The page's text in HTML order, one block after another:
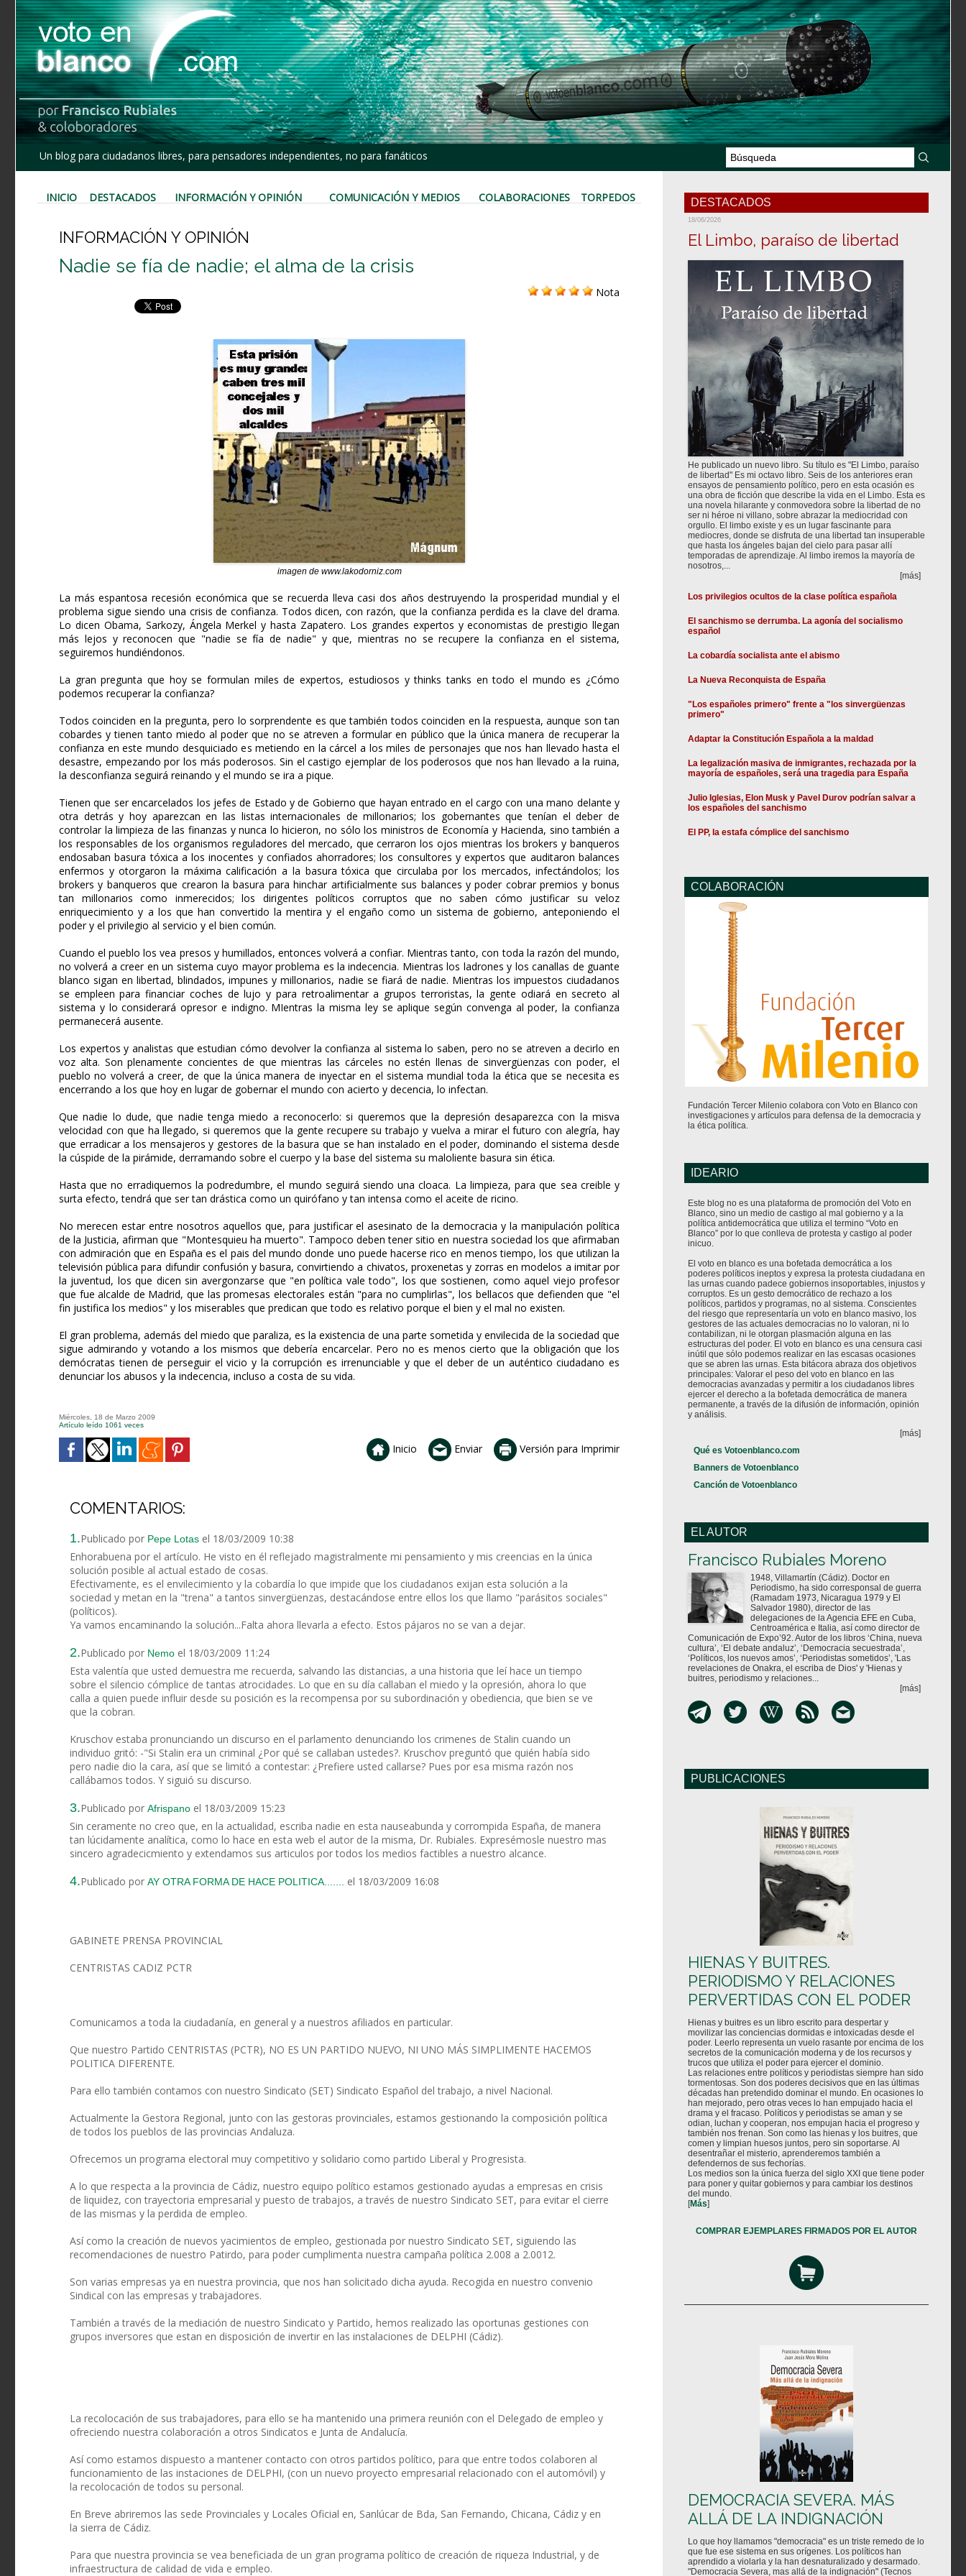
Un blog para ciudadanos libres, para pensadores independientes, no para fanáticos
INICIO DESTACADOS INFORMACIÓN Y OPINIÓN COMUNICACIÓN Y MEDIOS COLABORACIONES TORPEDOS
INFORMACIÓN Y OPINIÓN
Nadie se fía de nadie; el alma de la crisis
Nota
imagen de www.lakodorniz.com
La más espantosa recesión económica que se recuerda lleva casi dos años destruyendo la prosperidad mundial y el
problema sigue siendo una crisis de confianza. Todos dicen, con razón, que la confianza perdida es la clave del drama.
Lo dicen Obama, Sarkozy, Ángela Merkel y hasta Zapatero. Los grandes expertos y economistas de prestigio llegan
más lejos y reconocen que "nadie se fía de nadie" y que, mientras no se recupere la confianza en el sistema,
seguiremos hundiéndonos.
La gran pregunta que hoy se formulan miles de expertos, estudiosos y thinks tanks en todo el mundo es ¿Cómo
podemos recuperar la confianza?
Todos coinciden en la pregunta, pero lo sorprendente es que también todos coinciden en la respuesta, aunque son tan
cobardes y tienen tanto miedo al poder que no se atreven a formular en público que la única manera de recuperar la
confianza en este mundo desquiciado es metiendo en la cárcel a los miles de personajes que nos han llevado hasta el
desastre, empezando por los más poderosos. Sin el castigo ejemplar de los poderosos que nos han llevado a la ruina,
la desconfianza seguirá reinando y el mundo se ira a pique.
Tienen que ser encarcelados los jefes de Estado y de Gobierno que hayan entrado en el cargo con una mano delante y
otra detrás y hoy aparezcan en las listas internacionales de millonarios; los gobernantes que tenían el deber de
controlar la limpieza de las finanzas y nunca lo hicieron, no sólo los ministros de Economía y Hacienda, sino también a
los responsables de los organismos reguladores del mercado, que cerraron los ojos mientras los brokers y banqueros
endosaban basura tóxica a los inocentes y confiados ahorradores; los consultores y expertos que auditaron balances
enfermos y otorgaron la máxima calificación a la basura tóxica que circulaba por los mercados, infectándolos; los
brokers y banqueros que crearon la basura para hinchar artificialmente sus balances y poder cobrar premios y bonus
tan millonarios como inmerecidos; los dirigentes políticos corruptos que no saben cómo justificar su veloz
enriquecimiento y a los que han convertido la mentira y el engaño como un sistema de gobierno, anteponiendo el
poder y el privilegio al servicio y el bien común.
Cuando el pueblo los vea presos y humillados, entonces volverá a confiar. Mientras tanto, con toda la razón del mundo,
no volverá a creer en un sistema cuyo mayor problema es la indecencia. Mientras los ladrones y los canallas de guante
blanco sigan en libertad, blindados, impunes y millonarios, nadie se fiará de nadie. Mientras los impuestos ciudadanos
se empleen para financiar coches de lujo y para retroalimentar a grupos terroristas, la gente odiará en secreto al
sistema y lo considerará opresor e indigno. MIentras la misma ley se aplique según convenga al poder, la confianza
permanecerá ausente.
Los expertos y analistas que estudian cómo devolver la confianza al sistema lo saben, pero no se atreven a decirlo en
voz alta. Son plenamente concientes de que mientras las cárceles no estén llenas de sinvergüenzas con poder, el
pueblo no volverá a creer, de que la única manera de inyectar en el sistema mundial toda la ética que se necesita es
encerrando a los que hoy en lugar de gobernar el mundo con acierto y decencia, lo infectan.
Que nadie lo dude, que nadie tenga miedo a reconocerlo: si queremos que la depresión desaparezca con la misva
velocidad con que ha llegado, si queremos que la gente recupere su trabajo y vuelva a mirar el futuro con alegría, hay
que erradicar a los mensajeros y gestores de la basura que se han instalado en el poder, dominando el sistema desde
la cúspide de la pirámide, derramando sobre el cuerpo y la base del sistema su maloliente basura sin ética.
Hasta que no erradiquemos la podredumbre, el mundo seguirá siendo una cloaca. La limpieza, para que sea creible y
surta efecto, tendrá que ser tan drástica como un quirófano y tan intensa como el aceite de ricino.
No merecen estar entre nosotros aquellos que, para justificar el asesinato de la democracia y la manipulación política
de la Justicia, afirman que "Montesquieu ha muerto". Tampoco deben tener sitio en nuestra sociedad los que afirmaban
con admiración que en España es el pais del mundo donde uno puede hacerse rico en menos tiempo, los que utilizan la
televisión pública para difundir confusión y basura, convirtiendo a chivatos, proxenetas y zorras en modelos a imitar por
la juventud, los que dicen sin avergonzarse que "en política vale todo", los que sostienen, como aquel viejo profesor
que fue alcalde de Madrid, que las promesas electorales están "para no cumplirlas", los bellacos que defienden que "el
fin justifica los medios" y los miserables que predican que todo es relativo porque el bien y el mal no existen.
El gran problema, además del miedo que paraliza, es la existencia de una parte sometida y envilecida de la sociedad que
sigue admirando y votando a los mismos que debería encarcelar. Pero no es menos cierto que la obligación que los
demócratas tienen de perseguir el vicio y la corrupción es irrenunciable y que el deber de un auténtico ciudadano es
denunciar los abusos y la indecencia, incluso a costa de su vida.
Miércoles, 18 de Marzo 2009
Artículo leído 1061 veces
Inicio Enviar Versión para Imprimir
COMENTARIOS:
1.Publicado por Pepe Lotas el 18/03/2009 10:38
Enhorabuena por el artículo. He visto en él reflejado magistralmente mi pensamiento y mis creencias en la única
solución posible al actual estado de cosas.
Efectivamente, es el envilecimiento y la cobardía lo que impide que los ciudadanos exijan esta solución a la
sociedad y metan en la "trena" a tantos sinvergüenzas, destacándose entre ellos los que llamo "parásitos sociales"
(políticos).
Ya vamos encaminando la solución...Falta ahora llevarla a efecto. Estos pájaros no se van a dejar.
2.Publicado por Nemo el 18/03/2009 11:24
Esta valentía que usted demuestra me recuerda, salvando las distancias, a una historia que leí hace un tiempo
sobre el silencio cómplice de tantas atrocidades. Lo que en su día callaban el miedo y la opresión, ahora lo que
calla a quien puede influir desde su posición es la recompensa por su subordinación y obediencia, que bien se ve
que la cobran.
Kruschov estaba pronunciando un discurso en el parlamento denunciando los crimenes de Stalin cuando un
individuo gritó: -"Si Stalin era un criminal ¿Por qué se callaban ustedes?. Kruschov preguntó que quién había sido
pero nadie dio la cara, así que se limitó a contestar: ¿Prefiere usted callarse? Pues por esa misma razón nos
callábamos todos. Y siguió su discurso.
3.Publicado por Afrispano el 18/03/2009 15:23
Sin ceramente no creo que, en la actualidad, escriba nadie en esta nauseabunda y corrompida España, de manera
tan lúcidamente analítica, como lo hace en esta web el autor de la misma, Dr. Rubiales. Expresémosle nuestro mas
sincero agradecicmiento y extendamos sus articulos por todos los medios factibles a nuestro alcance.
4.Publicado por AY OTRA FORMA DE HACE POLITICA....... el 18/03/2009 16:08
GABINETE PRENSA PROVINCIAL
CENTRISTAS CADIZ PCTR
Comunicamos a toda la ciudadanía, en general y a nuestros afiliados en particular.
Que nuestro Partido CENTRISTAS (PCTR), NO ES UN PARTIDO NUEVO, NI UNO MÁS SIMPLIMENTE HACEMOS
POLITICA DIFERENTE.
Para ello también contamos con nuestro Sindicato (SET) Sindicato Español del trabajo, a nivel Nacional.
Actualmente la Gestora Regional, junto con las gestoras provinciales, estamos gestionando la composición política
de todos los pueblos de las provincias Andaluza.
Ofrecemos un programa electoral muy competitivo y solidario como partido Liberal y Progresista.
A lo que respecta a la provincia de Cádiz, nuestro equipo político estamos gestionado ayudas a empresas en crisis
de liquidez, con trayectoria empresarial y puesto de trabajos, a través de nuestro Sindicato SET, para evitar el cierre
de las mismas y la perdida de empleo.
Así como la creación de nuevos yacimientos de empleo, gestionada por nuestro Sindicato SET, siguiendo las
recomendaciones de nuestro Patirdo, para poder cumplimenta nuestra campaña política 2.008 a 2.0012.
Son varias empresas ya en nuestra provincia, que nos han solicitado dicha ayuda. Recogida en nuestro convenio
Sindical con las empresas y trabajadores.
También a través de la mediación de nuestro Sindicato y Partido, hemos realizado las oportunas gestiones con
grupos inversores que estan en disposición de invertir en las instalaciones de DELPHI (Cádiz).
La recolocación de sus trabajadores, para ello se ha mantenido una primera reunión con el Delegado de empleo y
ofreciendo nuestra colaboración a otros Sindicatos e Junta de Andalucía.
Así como estamos dispuesto a mantener contacto con otros partidos político, para que entre todos colaboren al
funcionamiento de las instaciones de DELPHI, (con un nuevo proyecto empresarial relacionado con el automóvil) y
la recolocación de todos su personal.
En Breve abriremos las sede Provinciales y Locales Oficial en, Sanlúcar de Bda, San Fernando, Chicana, Cádiz y en
la sierra de Cádiz.
Para que nuestra provincia se vea beneficiada de un gran programa político de creación de riqueza Industrial, y de
infraestructura de calidad de vida e empleo.
DESTACADOS
18/06/2026
El Limbo, paraíso de libertad
He publicado un nuevo libro. Su título es "El Limbo, paraíso
de libertad" Es mi octavo libro. Seis de los anteriores eran
ensayos de pensamiento político, pero en esta ocasión es
una obra de ficción que describe la vida en el Limbo. Esta es
una novela hilarante y conmovedora sobre la libertad de no
ser ni héroe ni villano, sobre abrazar la mediocridad con
orgullo. El limbo existe y es un lugar fascinante para
mediocres, donde se disfruta de una libertad tan insuperable
que hasta los ángeles bajan del cielo para pasar allí
temporadas de aprendizaje. Al limbo iremos la mayoría de
nosotros,...
[más]
Los privilegios ocultos de la clase política española
El sanchismo se derrumba. La agonía del socialismo
español
La cobardía socialista ante el abismo
La Nueva Reconquista de España
"Los españoles primero" frente a "los sinvergüenzas
primero"
Adaptar la Constitución Española a la maldad
La legalización masiva de inmigrantes, rechazada por la
mayoría de españoles, será una tragedia para España
Julio Iglesias, Elon Musk y Pavel Durov podrían salvar a
los españoles del sanchismo
El PP, la estafa cómplice del sanchismo
COLABORACIÓN
Fundación Tercer Milenio colabora con Voto en Blanco con
investigaciones y artículos para defensa de la democracia y
la ética política.
IDEARIO
Este blog no es una plataforma de promoción del Voto en
Blanco, sino un medio de castigo al mal gobierno y a la
política antidemocrática que utiliza el termino “Voto en
Blanco” por lo que conlleva de protesta y castigo al poder
inicuo.
El voto en blanco es una bofetada democrática a los
poderes políticos ineptos y expresa la protesta ciudadana en
las urnas cuando padece gobiernos insoportables, injustos y
corruptos. Es un gesto democrático de rechazo a los
políticos, partidos y programas, no al sistema. Conscientes
del riesgo que representaría un voto en blanco masivo, los
gestores de las actuales democracias no lo valoran, ni lo
contabilizan, ni le otorgan plasmación alguna en las
estructuras del poder. El voto en blanco es una censura casi
inútil que sólo podemos realizar en las escasas ocasiones
que se abren las urnas. Esta bitácora abraza dos objetivos
principales: Valorar el peso del voto en blanco en las
democracias avanzadas y permitir a los ciudadanos libres
ejercer el derecho a la bofetada democrática de manera
permanente, a través de la difusión de información, opinión
y análisis.
[más]
Qué es Votoenblanco.com
Banners de Votoenblanco
Canción de Votoenblanco
EL AUTOR
Francisco Rubiales Moreno
1948, Villamartín (Cádiz). Doctor en
Periodismo, ha sido corresponsal de guerra
(Ramadam 1973, Nicaragua 1979 y El
Salvador 1980), director de las
delegaciones de la Agencia EFE en Cuba,
Centroamérica e Italia, así como director de
Comunicación de Expo’92. Autor de los libros ‘China, nueva
cultura’, ‘El debate andaluz’, ‘Democracia secuestrada’,
‘Políticos, los nuevos amos’, ‘Periodistas sometidos’, 'Las
revelaciones de Onakra, el escriba de Dios' y 'Hienas y
buitres, periodismo y relaciones...
[más]
PUBLICACIONES
HIENAS Y BUITRES.
PERIODISMO Y RELACIONES
PERVERTIDAS CON EL PODER
Hienas y buitres es un libro escrito para despertar y
movilizar las conciencias dormidas e intoxicadas desde el
poder. Leerlo representa un vuelo rasante por encima de los
secretos de la comunicación moderna y de los recursos y
trucos que utiliza el poder para ejercer el dominio.
Las relaciones entre políticos y periodistas siempre han sido
tormentosas. Son dos poderes decisivos que en las últimas
décadas han pretendido dominar el mundo. En ocasiones lo
han mejorado, pero otras veces lo han empujado hacia el
drama y el fracaso. Políticos y periodistas se aman y se
odian, luchan y cooperan, nos empujan hacia el progreso y
también nos frenan. Son como las hienas y los buitres, que
comen y limpian huesos juntos, pero sin soportarse. Al
desentrañar el misterio, aprenderemos también a
defendernos de sus fechorías.
Los medios son la única fuerza del siglo XXI que tiene poder
para poner y quitar gobiernos y para cambiar los destinos
del mundo.
[Más]
COMPRAR EJEMPLARES FIRMADOS POR EL AUTOR
DEMOCRACIA SEVERA. MÁS
ALLÁ DE LA INDIGNACIÓN
Lo que hoy llamamos "democracia" es un triste remedo de lo
que fue ese sistema en sus orígenes. Los políticos han
aprendido a violarla y la han desnaturalizado y desarmado.
"Democracia Severa, mas allá de la indignación" (Tecnos